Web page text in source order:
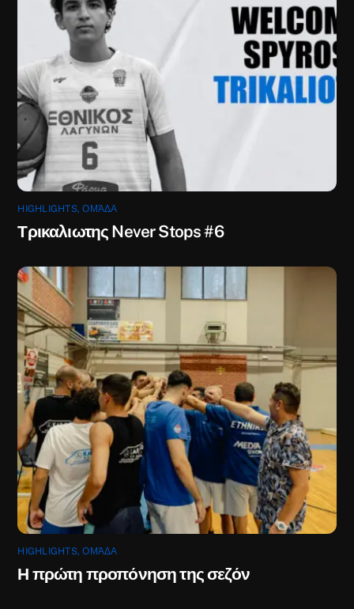
HIGHLIGHTS,ΟΜΆΔΑ
Τρικαλιωτης Never Stops #6
HIGHLIGHTS,ΟΜΆΔΑ
Η πρώτη προπόνηση της σεζόν